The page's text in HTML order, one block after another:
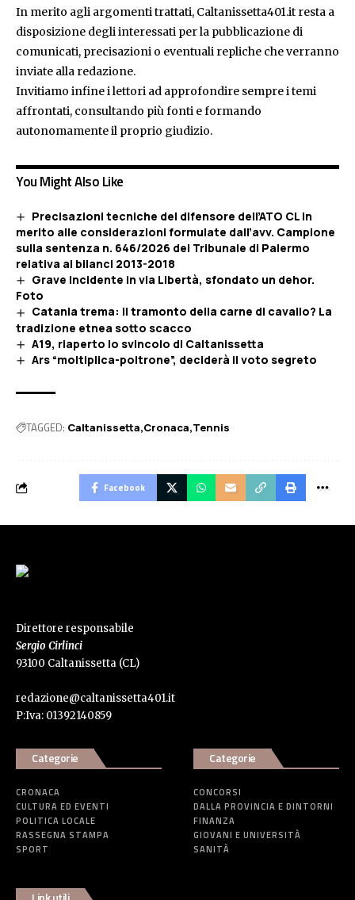
In merito agli argomenti trattati, Caltanissetta401.it resta a
disposizione degli interessati per la pubblicazione di
comunicati, precisazioni o eventuali repliche che verranno
inviate alla redazione.
Invitiamo infine i lettori ad approfondire sempre i temi
affrontati, consultando più fonti e formando
autonomamente il proprio giudizio.
You Might Also Like
Precisazioni tecniche del difensore dell’ATO CL in
merito alle considerazioni formulate dall’avv. Campione
sulla sentenza n. 646/2026 del Tribunale di Palermo
relativa ai bilanci 2013-2018
Grave incidente in via Libertà, sfondato un dehor.
Foto
Catania trema: il tramonto della carne di cavallo? La
tradizione etnea sotto scacco
A19, riaperto lo svincolo di Caltanissetta
Ars “moltiplica-poltrone”, deciderà il voto segreto
TAGGED: Caltanissetta Cronaca Tennis
Facebook
Direttore responsabile
Sergio Cirlinci
93100 Caltanissetta (CL)
redazione@caltanissetta401.it
P:Iva: 01392140859
Categorie
CRONACA
CULTURA ED EVENTI
POLITICA LOCALE
RASSEGNA STAMPA
SPORT
Categorie
CONCORSI
DALLA PROVINCIA E DINTORNI
FINANZA
GIOVANI E UNIVERSITÀ
SANITÀ